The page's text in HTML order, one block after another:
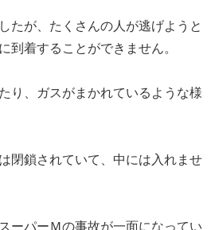
たが、たくさんの人が逃げようと
到着することができません。
り、ガスがまかれているような様
閉鎖されていて、中には入れませ
ーパーＭの事故が一面になってい